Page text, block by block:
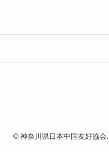
©神奈川県日本中国友好協会.